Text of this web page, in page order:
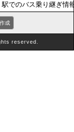
駅でのバス乗り継ぎ
成
reserved.